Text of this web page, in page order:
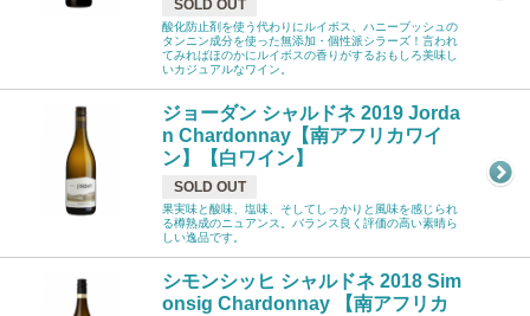
SOLD OUT
酸化防止剤を使う代わりにルイボス、ハニーブッシュの
タンニン成分を使った無添加・個性派シラーズ！言われ
てみればほのかにルイボスの香りがするおもしろ美味し
いカジュアルなワイン。
ジョーダン シャルドネ 2019 Jorda
n Chardonnay【南アフリカワイ
ン】【白ワイン】
SOLD OUT
果実味と酸味、塩味、そしてしっかりと風味を感じられ
る樽熟成のニュアンス。バランス良く評価の高い素晴ら
しい逸品です。
シモンシッヒ シャルドネ 2018 Sim
onsig Chardonnay 【南アフリカ